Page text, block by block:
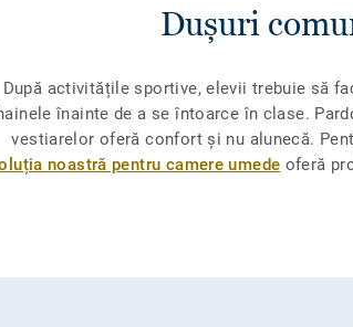
Dușuri
După activitățile sportive, elevii trebuie să
înainte de a se întoarce în clase.
vestiarelor oferă confort și nu alunecă.
noastră pentru camere umede oferă